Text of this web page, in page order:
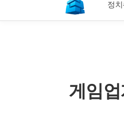
기
사
정치
게임